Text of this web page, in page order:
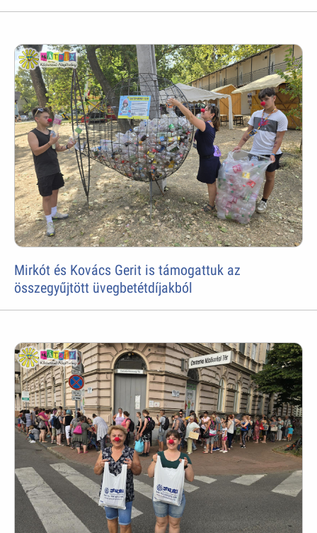
Mirkót és Kovács Gerit is támogattuk az
összegyűjtött üvegbetétdíjakból